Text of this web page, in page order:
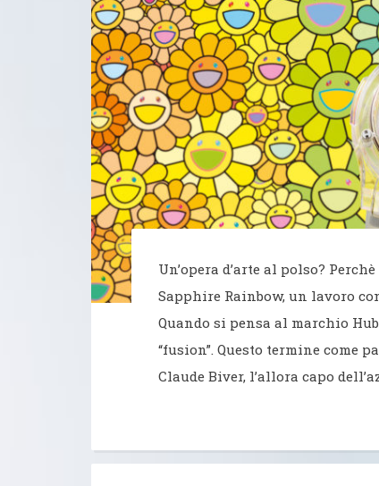
Un’opera d’arte al polso?
Sapphire Rainbow, un lavoro
Quando si pensa al marchio
“fusion”. Questo termine come
Claude Biver, l’allora capo